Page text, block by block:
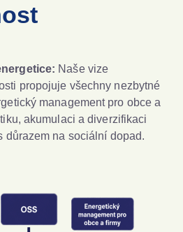
Naše vize
propojuje všechny nezbytné
management pro obce a
akumulaci a diverzifikaci
důrazem na sociální dopad.